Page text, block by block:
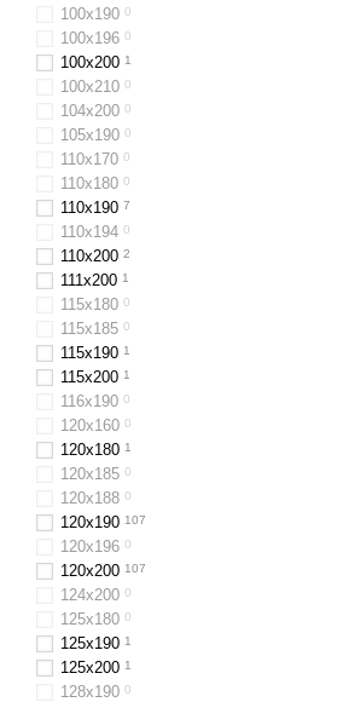
100х190 0
100х196 0
100x200 1
100х210 0
104x200 0
105х190 0
110х170 0
110x180 0
110x190 7
110x194 0
110х200 2
111x200 1
115х180 0
115х185 0
115х190 1
115х200 1
116x190 0
120x160 0
120x180 1
120x185 0
120х188 0
120x190 107
120х196 0
120x200 107
124x200 0
125х180 0
125х190 1
125х200 1
128x190 0